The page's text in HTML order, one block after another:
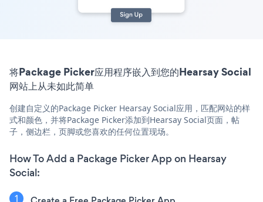
将Package Picker应用程序嵌入到您的Hearsay Social
网站上从未如此简单
创建自定义的Package Picker Hearsay Social应用，匹配网站的样
式和颜色，并将Package Picker添加到Hearsay Social页面，帖
子，侧边栏，页脚或您喜欢的任何位置现场。
How To Add a Package Picker App on Hearsay
Social: